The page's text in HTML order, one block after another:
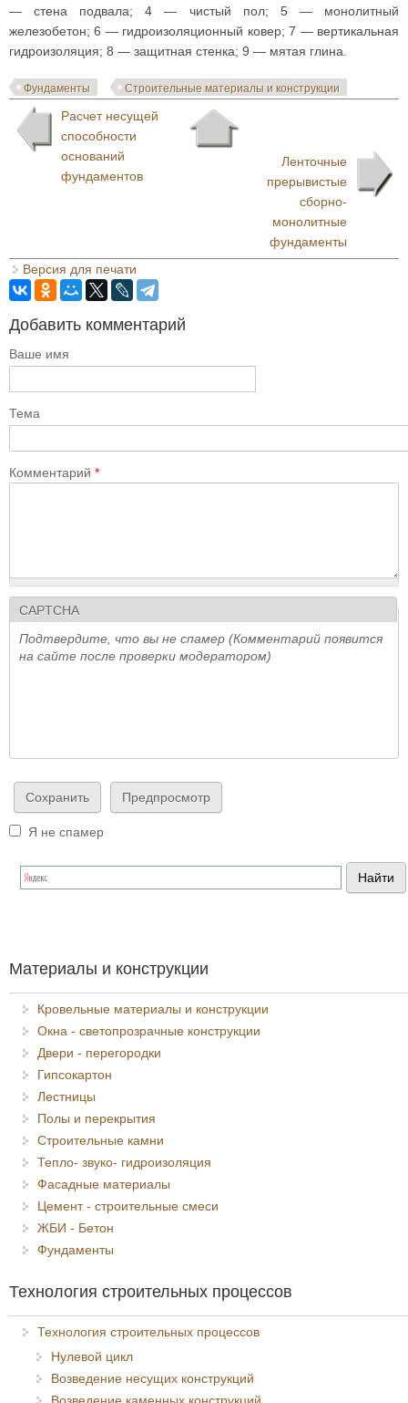
— стена подвала; 4 — чистый пол; 5 — монолитный
железобетон; 6 — гидроизоляционный ковер; 7 — вертикальная
гидроизоляция; 8 — защитная стенка; 9 — мятая глина.
Фундаменты Строительные материалы и конструкции
Расчет несущей
способности
оснований
фундаментов
Ленточные
прерывистые
сборно-
монолитные
фундаменты
Версия для печати
Добавить комментарий
Ваше имя
Тема
Комментарий *
CAPTCHA
Подтвердите, что вы не спамер (Комментарий появится
на сайте после проверки модератором)
Я не спамер
Я спамер
Материалы и конструкции
Кровельные материалы и конструкции
Окна - светопрозрачные конструкции
Двери - перегородки
Гипсокартон
Лестницы
Полы и перекрытия
Строительные камни
Тепло- звуко- гидроизоляция
Фасадные материалы
Цемент - строительные смеси
ЖБИ - Бетон
Фундаменты
Технология строительных процессов
Технология строительных процессов
Нулевой цикл
Возведение несущих конструкций